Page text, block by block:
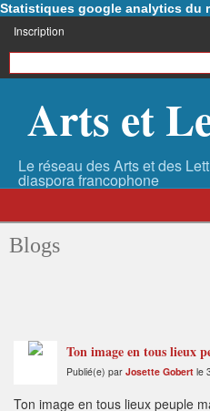
Statistiques google analytics du
Inscription
Arts et
Blogs
Ton image en tous lieux
Publié(e) par Josette Gobert le
Ton image en tous lieux peuple